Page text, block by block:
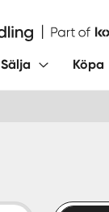
Sälja Köpa